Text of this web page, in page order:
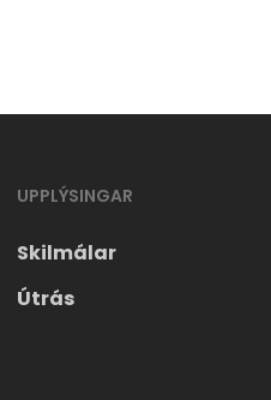
UPPLÝSINGAR
Skilmálar
Útrás